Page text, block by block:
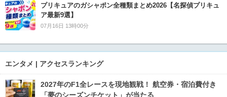
プリキュアのガシャポン全種類まとめ2026【名探偵プリキュ
ア最新9選】
07月16日 13時00分
エンタメ | アクセスランキング
2027年のF1全レースを現地観戦！ 航空券・宿泊費付き
「夢のシーズンチケット」が当たる